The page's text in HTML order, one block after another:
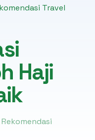
Travel
Haji
Rekomendasi